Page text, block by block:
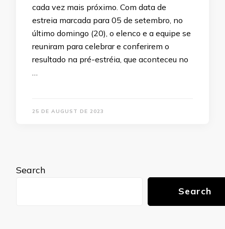
cada vez mais próximo. Com data de
estreia marcada para 05 de setembro, no
último domingo (20), o elenco e a equipe se
reuniram para celebrar e conferirem o
resultado na pré-estréia, que aconteceu no
…
25 DE AUGUST DE 2023
Search
Search